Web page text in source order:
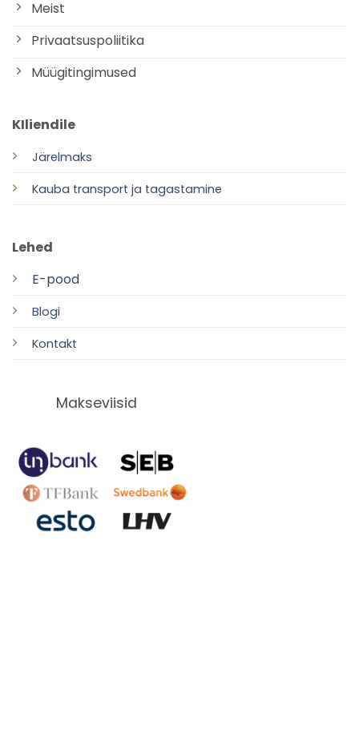
KIliendile
Järelmaks
Kauba transport ja tagastamine
Lehed
E-pood
Blogi
Kontakt
Makseviisid
Meist
Privaatsuspoliitika
Müügitingimused